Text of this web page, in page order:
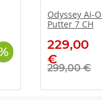
Odyssey Ai-
Putter 7 CH
229,00
€
299,00 €